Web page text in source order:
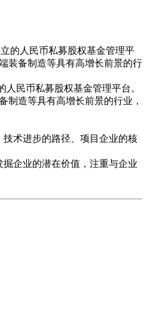
的人民币私募股权基金管理平
装备制造等具有高增长前景的行
民币私募股权基金管理平台。
制造等具有高增长前景的行业，
术进步的路径、项目企业的核
企业的潜在价值，注重与企业